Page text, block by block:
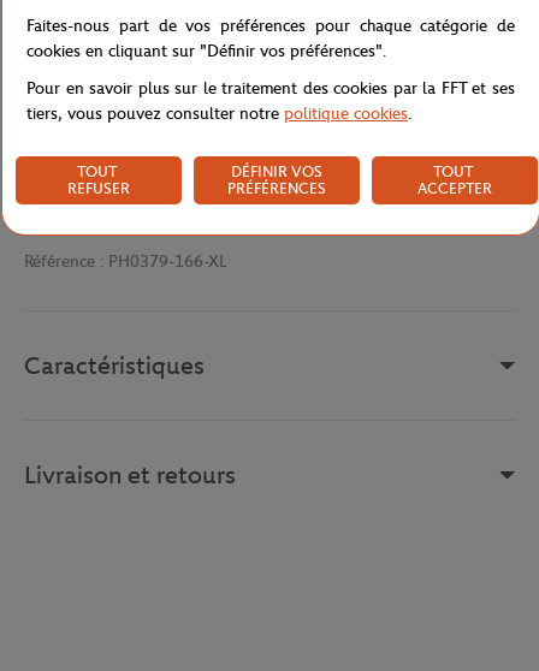
de finition soignée, pour un polo qui conserve sa forme et son
allure au fil du temps.
Sur la poitrine, la broderie Lacoste x Roland-Garros affiche
fièrement cette collaboration emblématique dans un esprit
cousu à la taille viennent signer cette pièce d'une touche premium
et collector, pour afficher avec discrétion et élégance son
Référence : PH0379-166-XL
Caractéristiques
Livraison et retours
Faites-nous part de vos préférences pour chaque catégorie de
cookies en cliquant sur "Définir vos préférences".
Pour en savoir plus sur le traitement des cookies par la FFT et ses
tiers, vous pouvez consulter notre politique cookies.
TOUT
REFUSER
DÉFINIR VOS
PRÉFÉRENCES
TOUT
ACCEPTER